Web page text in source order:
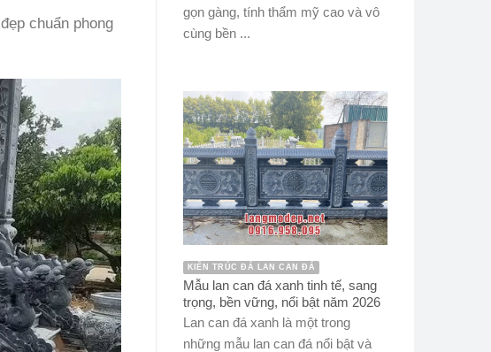
đẹp chuẩn phong
gọn gàng, tính thẩm mỹ cao và vô
cùng bền ...
KIẾN TRÚC ĐÁ LAN CAN ĐÁ
Mẫu lan can đá xanh tinh tế, sang
trọng, bền vững, nổi bật năm 2026
Lan can đá xanh là một trong
những mẫu lan can đá nổi bật và